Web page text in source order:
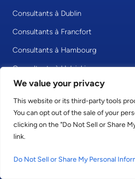
We value your privacy
This website or its third-party tools
You can opt out of the sale of your
clicking on the "Do Not Sell or Share
link.
Do Not Sell or Share My Personal
Consultants à Dublin
Consultants à Francfort
Consultants à Hambourg
Consultants à Helsinki
Consultants à Hong Kong
Consultants à Johannesbourg
Consultants à Lisbonne
Consultants à Londres
Consultants à Madrid